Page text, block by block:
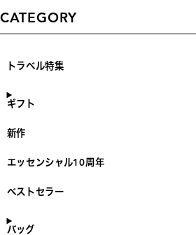
CATEGORY
トラベル特集
ギフト
新作
エッセンシャル10周年
ベストセラー
バッグ